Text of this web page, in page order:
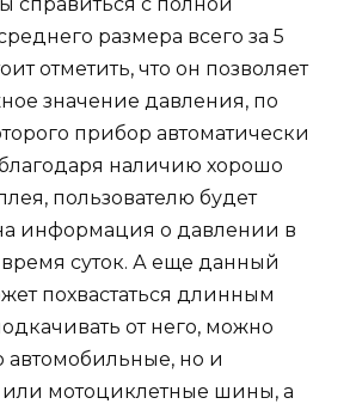
размера всего за 5
отметить, что он позволяет
значение давления, по
прибор автоматически
наличию хорошо
пользователю будет
информация о давлении в
суток. А еще данный
похвастаться длинным
от него, можно
автомобильные, но и
мотоциклетные шины, а